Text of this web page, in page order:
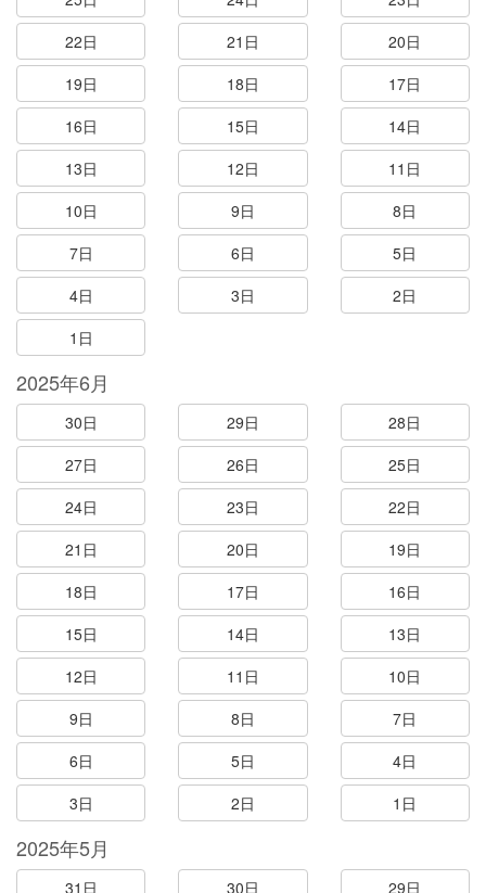
22日
21日
20日
19日
18日
17日
16日
15日
14日
13日
12日
11日
10日
9日
8日
7日
6日
5日
4日
3日
2日
1日
2025年6月
30日 29日
28日
27日
26日
25日
24日
23日
22日
21日
20日
19日
18日
17日
16日
15日
14日
13日
12日
11日
10日
9日
8日
7日
6日
5日
4日
3日
2日 1日
2025年5月
31日 30日 29日